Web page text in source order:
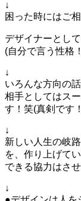
↓
困った時にはご
デザイナーとし
(自分で言う性格
↓
いろんな方向の
相手としてはス
す！笑(真剣です
↓
新しい人生の岐
を、作り上げて
できる協力はさ
↓